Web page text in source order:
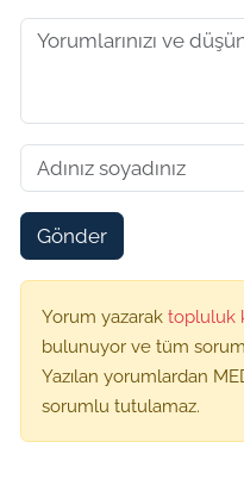
Gönder
Yorum yazarak topluluk
bulunuyor ve tüm
Yazılan yorumlardan
sorumlu tutulamaz.